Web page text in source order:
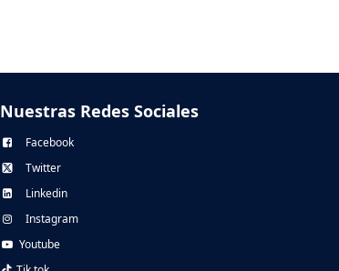
Nuestras Redes Sociales
Facebook
Twitter
Linkedin
Instagram
Youtube